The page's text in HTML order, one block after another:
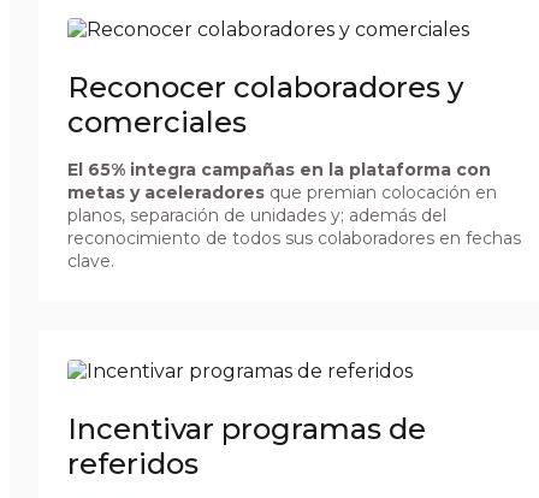
Reconocer colaboradores y
comerciales
El 65% integra campañas en la plataforma con
metas y aceleradores que premian colocación en
planos, separación de unidades y; además del
reconocimiento de todos sus colaboradores en fechas
clave.
Incentivar programas de
referidos